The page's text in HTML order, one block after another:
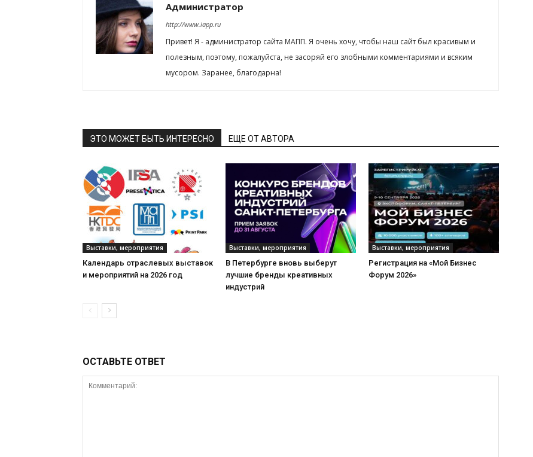
Администратор
http://www.iapp.ru
Привет! Я - администратор сайта МАПП. Я очень хочу, чтобы наш сайт был красивым и
полезным, поэтому, пожалуйста, не засоряй его злобными комментариями и всяким
мусором. Заранее, благодарна!
ЭТО МОЖЕТ БЫТЬ ИНТЕРЕСНО ЕЩЕ ОТ АВТОРА
Выставки, мероприятия
Календарь отраслевых выставок
и мероприятий на 2026 год
Выставки, мероприятия
В Петербурге вновь выберут
лучшие бренды креативных
индустрий
Выставки, мероприятия
Регистрация на «Мой Бизнес
Форум 2026»
ОСТАВЬТЕ ОТВЕТ